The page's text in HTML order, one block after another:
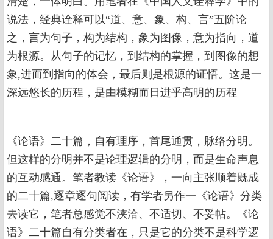
说法，经典诠释可以“道、意、象、构、言”五阶论
之，言为句子，构为结构，象为图像，意为指向，道
为根源。从句子的记忆，到结构的掌握，到图像的想
象,进而到指向的体会，最后则是根源的证悟。这是一
深远悠长的历程，是由模糊而日进乎高明的历程
《论语》二十篇，自有理序，首尾通贯，脉络分明。
但这样的分明并不是论理逻辑的分明，而是生命声息
的互动感通。笔者教读《论语》，一向主张顺着既成
的二十篇,逐章逐句阅读，有学者另作一《论语》分类
去读它，笔者总感觉不浃洽、不适切、不妥帖。《论
语》二十篇自有分类者在，只是它的分类不是科学逻